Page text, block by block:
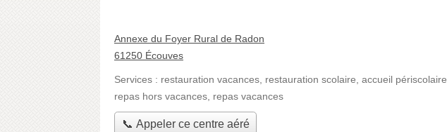
Annexe du Foyer Rural de Radon
61250 Écouves
Services : restauration vacances restauration scolaire accueil périscolaire
repas hors vacances repas vacances
📞 Appeler ce centre aéré